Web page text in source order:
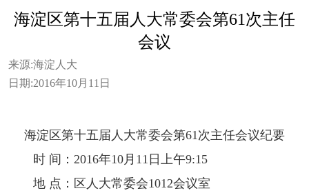
海淀区第十五届人大常委会第61次主任
会议
来源:海淀人大
日期:2016年10月11日
海淀区第十五届人大常委会第61 次主任会议纪要
时 间： 2016年10月 11 日上午9:15
地 点：区人大常委会1012会议室